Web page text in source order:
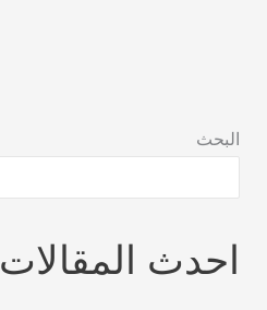
البحث
احدث المقالات